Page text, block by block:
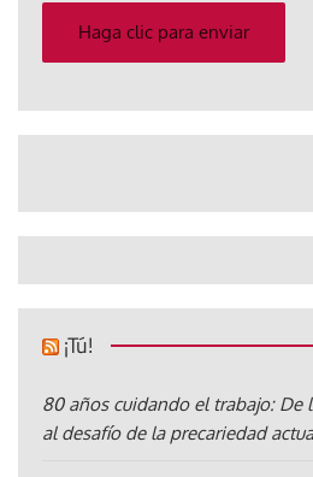
electrónico
Haga clic para enviar
¡Tú!
80 años cuidando el trabajo: De
al desafío de la precariedad